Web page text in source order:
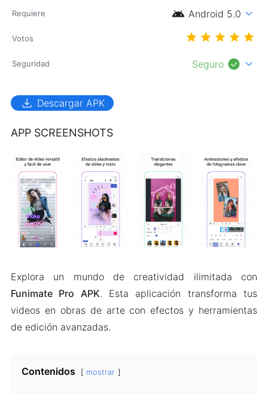
Requiere android Android 5.0 expand_more
Votos
Seguridad Seguro check_circle expand_more
download Descargar APK
APP SCREENSHOTS
Explora un mundo de creatividad ilimitada con
Funimate Pro APK. Esta aplicación transforma tus
videos en obras de arte con efectos y herramientas
de edición avanzadas.
Contenidos mostrar